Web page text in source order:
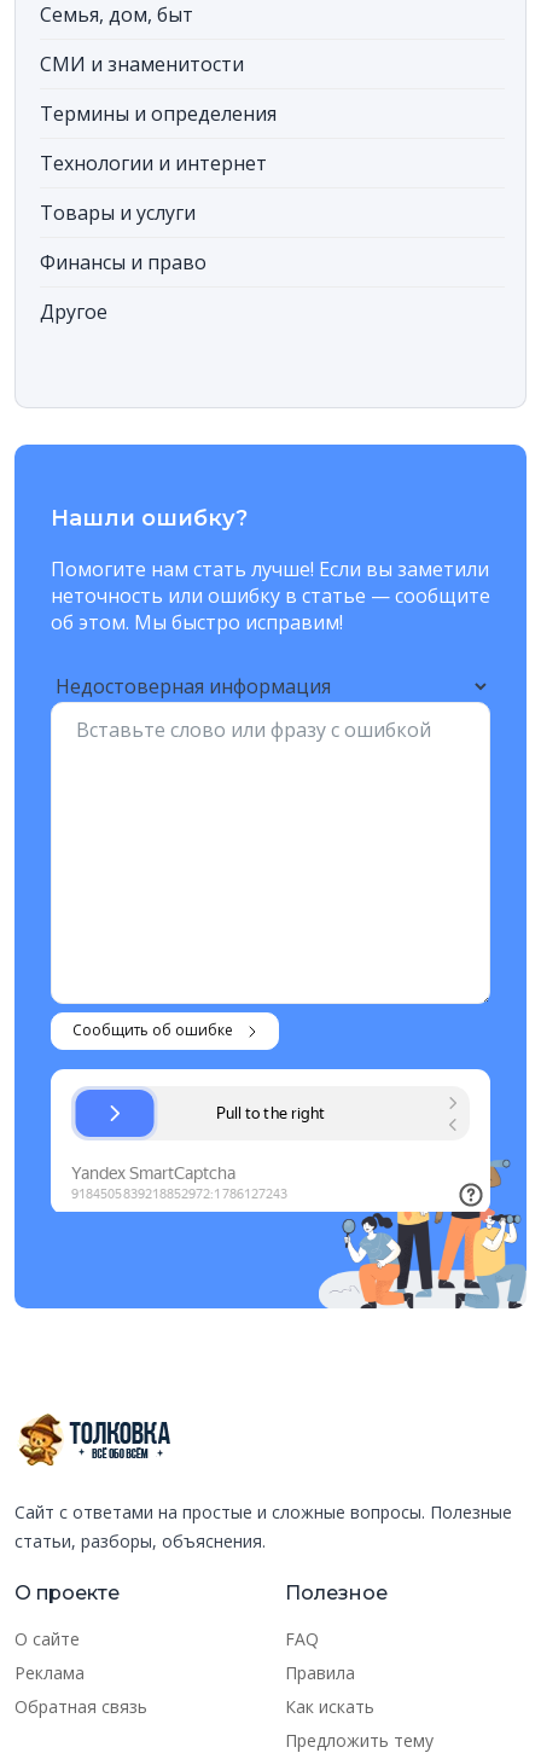
Семья, дом, быт
СМИ и знаменитости
Термины и определения
Технологии и интернет
Товары и услуги
Финансы и право
Другое
Нашли ошибку?
Помогите нам стать лучше! Если вы заметили
неточность или ошибку в статье — сообщите
об этом. Мы быстро исправим!
Сообщить об ошибке
Сайт с ответами на простые и сложные вопросы. Полезные
статьи, разборы, объяснения.
О проекте
О сайте
Реклама
Обратная связь
Полезное
FAQ
Правила
Как искать
Предложить тему